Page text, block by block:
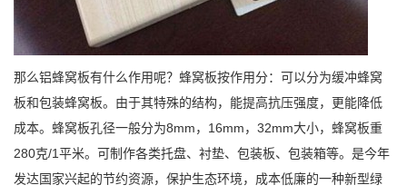
那么铝蜂窝板有什么作用呢？蜂窝板按作用分：可以分为缓冲蜂窝
板和包装蜂窝板。由于其特殊的结构，能提高抗压强度，更能降低
成本。蜂窝板孔径一般分为8mm，16mm，32mm大小，蜂窝板重
280克/1平米。可制作各类托盘、衬垫、包装板、包装箱等。是今年
发达国家兴起的节约资源，保护生态环境，成本低廉的一种新型绿